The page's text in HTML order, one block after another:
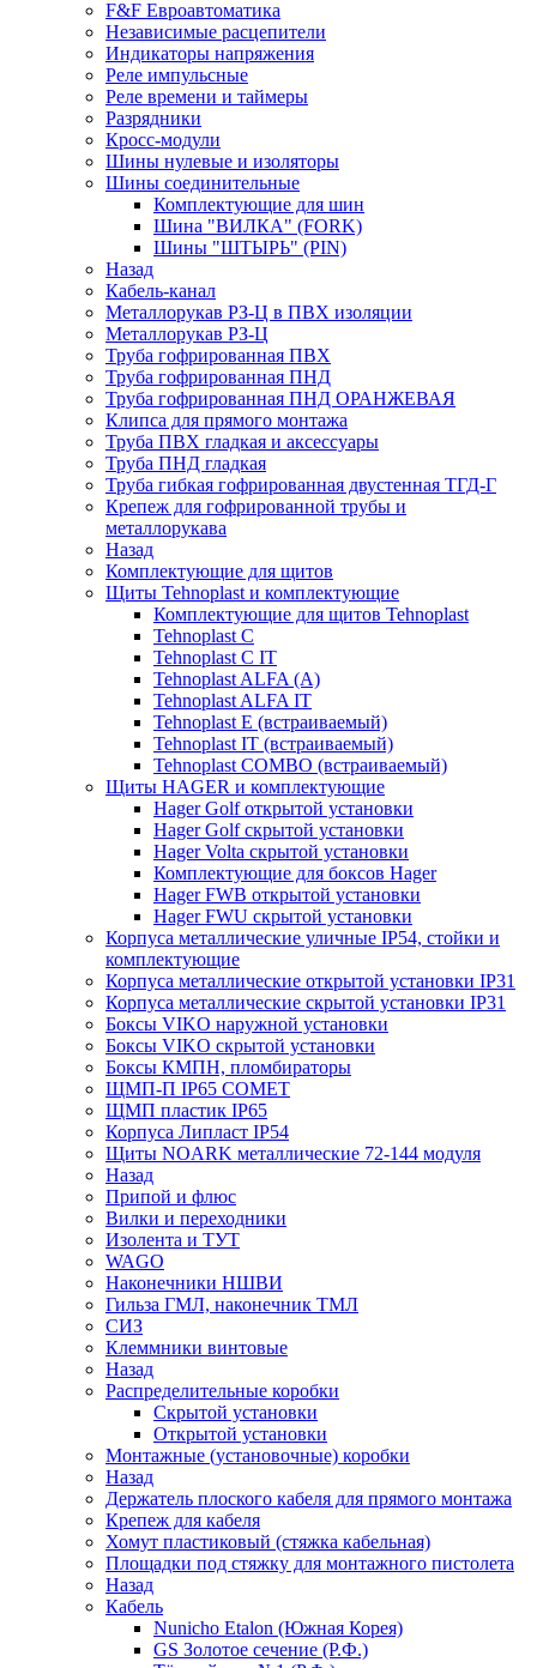
F&F Евроавтоматика
Независимые расцепители
Индикаторы напряжения
Реле импульсные
Реле времени и таймеры
Разрядники
Кросс-модули
Шины нулевые и изоляторы
Шины соединительные
Комплектующие для шин
Шина "ВИЛКА" (FORK)
Шины "ШТЫРЬ" (PIN)
Назад
Кабель-канал
Металлорукав РЗ-Ц в ПВХ изоляции
Металлорукав РЗ-Ц
Труба гофрированная ПВХ
Труба гофрированная ПНД
Труба гофрированная ПНД ОРАНЖЕВАЯ
Клипса для прямого монтажа
Труба ПВХ гладкая и аксессуары
Труба ПНД гладкая
Труба гибкая гофрированная двустенная ТГД-Г
Крепеж для гофрированной трубы и
металлорукава
Назад
Комплектующие для щитов
Щиты Tehnoplast и комплектующие
Комплектующие для щитов Tehnoplast
Tehnoplast C
Tehnoplast C IT
Tehnoplast ALFA (А)
Tehnoplast ALFA IT
Tehnoplast E (встраиваемый)
Tehnoplast IT (встраиваемый)
Tehnoplast COMBO (встраиваемый)
Щиты HAGER и комплектующие
Hager Golf открытой установки
Hager Golf скрытой установки
Hager Volta скрытой установки
Комплектующие для боксов Hager
Hager FWB открытой установки
Hager FWU скрытой установки
Корпуса металлические уличные IP54, стойки и
комплектующие
Корпуса металлические открытой установки IP31
Корпуса металлические скрытой установки IP31
Боксы VIKO наружной установки
Боксы VIKO скрытой установки
Боксы КМПН, пломбираторы
ЩМП-П IP65 COMET
ЩМП пластик IP65
Корпуса Липласт IP54
Щиты NOARK металлические 72-144 модуля
Назад
Припой и флюс
Вилки и переходники
Изолента и ТУТ
WAGO
Наконечники НШВИ
Гильза ГМЛ, наконечник ТМЛ
СИЗ
Клеммники винтовые
Назад
Распределительные коробки
Скрытой установки
Открытой установки
Монтажные (установочные) коробки
Назад
Держатель плоского кабеля для прямого монтажа
Крепеж для кабеля
Хомут пластиковый (стяжка кабельная)
Площадки под стяжку для монтажного пистолета
Назад
Кабель
Nunicho Etalon (Южная Корея)
GS Золотое сечение (Р.Ф.)